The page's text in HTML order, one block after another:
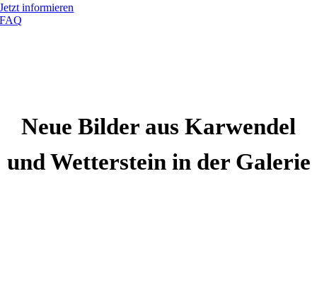
Jetzt informieren
FAQ
Neue Bilder aus Karwendel
und Wetterstein in der Galerie